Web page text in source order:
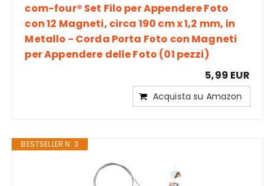
com-four® Set Filo per Appendere Foto
con 12 Magneti, circa 190 cm x 1,2 mm, in
Metallo - Corda Porta Foto con Magneti
per Appendere delle Foto (01 pezzi)
5,99 EUR
Acquista su Amazon
BESTSELLER N. 3